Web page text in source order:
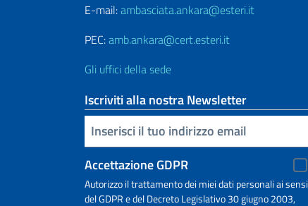
E-mail:ambasciata.ankara@esteri.it
PEC:amb.ankara@cert.esteri.it
Gli uffici della sede
Iscriviti alla nostra Newsletter
Inserisci la tua email
Accettazione GDPR
Autorizzo il trattamento dei miei dati personali ai sensi
del GDPR e del Decreto Legislativo 30 giugno 2003,